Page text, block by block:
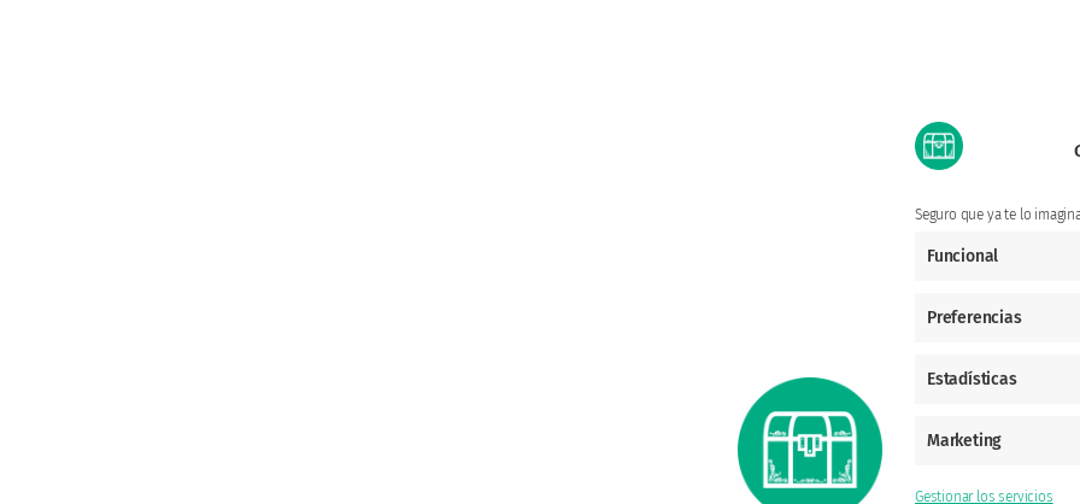
Seguro que ya te lo
Funcional
Preferencias
Estadísticas
Marketing
Gestionar los servicios